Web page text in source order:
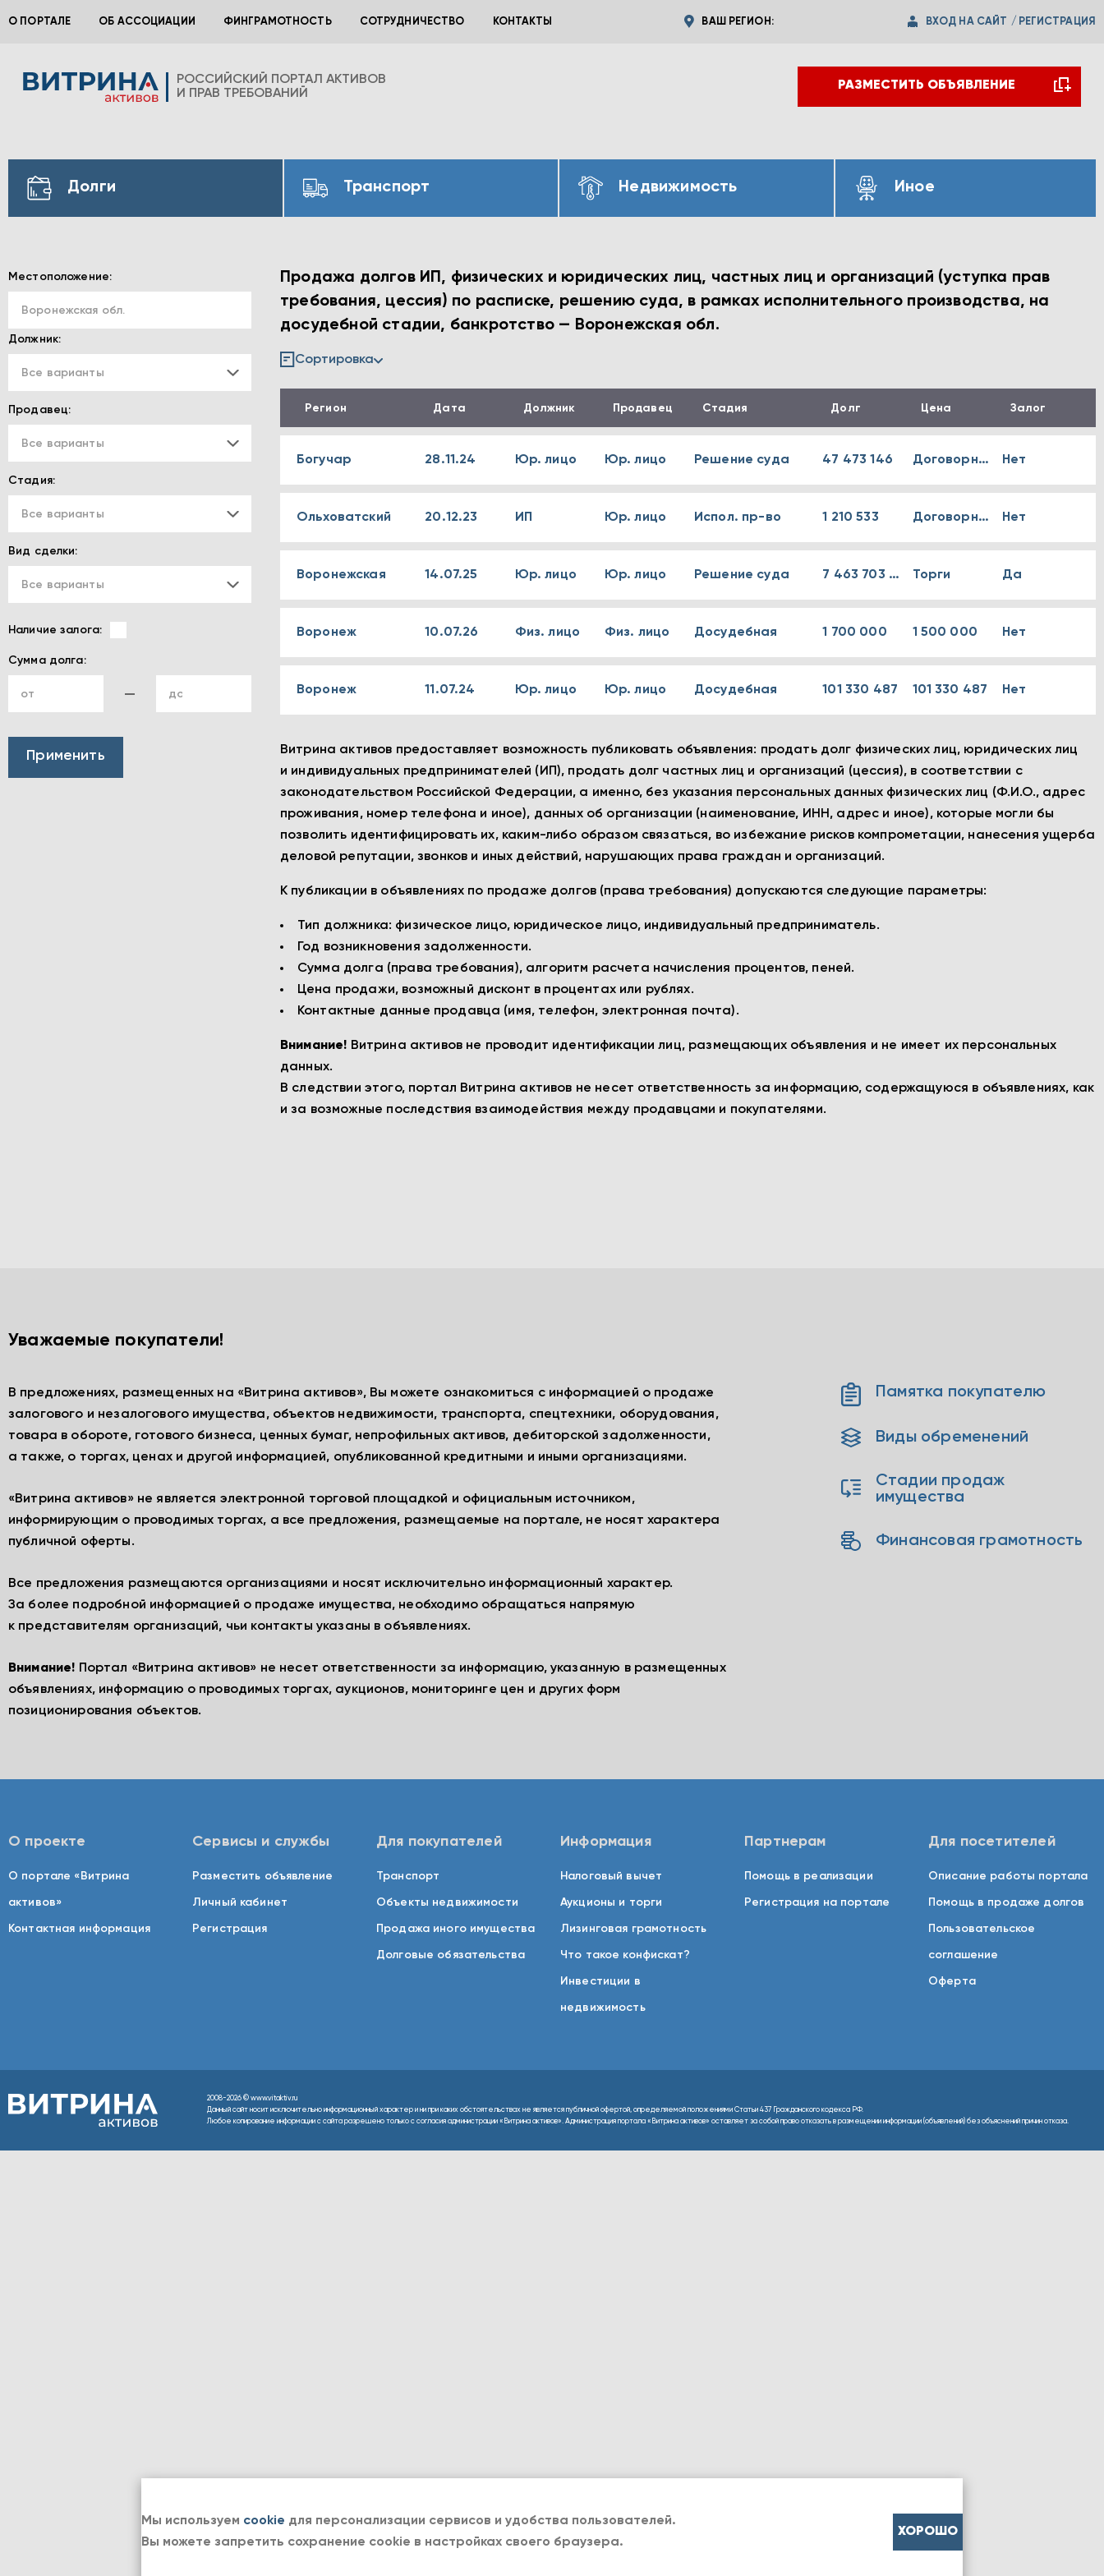
О ПОРТАЛЕ ОБ АССОЦИАЦИИ ФИНГРАМОТНОСТЬ СОТРУДНИЧЕСТВО КОНТАКТЫ ВАШ РЕГИОН: ВХОД НА САЙТ / РЕГИСТРАЦИЯ
РОССИЙСКИЙ ПОРТАЛ АКТИВОВ
И ПРАВ ТРЕБОВАНИЙ
РАЗМЕСТИТЬ ОБЪЯВЛЕНИЕ
Долги Транспорт Недвижимость Иное
Местоположение:
Воронежская обл.
Должник:
Все варианты
Продавец:
Все варианты
Стадия:
Все варианты
Вид сделки:
Все варианты
Наличие залога:
Сумма долга:
от до
Продажа долгов ИП, физических и юридических лиц, частных лиц и организаций (уступка прав
требования, цессия) по расписке, решению суда, в рамках исполнительного производства, на
досудебной стадии, банкротство — Воронежская обл.
Сортировка
Регион Дата Должник Продавец Стадия Долг Цена Залог
Богучар 28.11.24 Юр. лицо Юр. лицо Решение суда 47 473 146 Договорная Нет
Ольховатский 20.12.23 ИП Юр. лицо Испол. пр-во 1 210 533 Договорная Нет
Воронежская 14.07.25 Юр. лицо Юр. лицо Решение суда 7 463 703 614 Торги Да
Воронеж 10.07.26 Физ. лицо Физ. лицо Досудебная 1 700 000 1 500 000 Нет
Воронеж 11.07.24 Юр. лицо Юр. лицо Досудебная 101 330 487 101 330 487 Нет
Витрина активов предоставляет возможность публиковать объявления: продать долг физических лиц, юридических лиц
и индивидуальных предпринимателей (ИП), продать долг частных лиц и организаций (цессия), в соответствии с
законодательством Российской Федерации, а именно, без указания персональных данных физических лиц (Ф.И.О., адрес
проживания, номер телефона и иное), данных об организации (наименование, ИНН, адрес и иное), которые могли бы
позволить идентифицировать их, каким-либо образом связаться, во избежание рисков компрометации, нанесения ущерба
деловой репутации, звонков и иных действий, нарушающих права граждан и организаций.
К публикации в объявлениях по продаже долгов (права требования) допускаются следующие параметры:
Тип должника: физическое лицо, юридическое лицо, индивидуальный предприниматель.
Год возникновения задолженности.
Сумма долга (права требования), алгоритм расчета начисления процентов, пеней.
Цена продажи, возможный дисконт в процентах или рублях.
Контактные данные продавца (имя, телефон, электронная почта).
Внимание! Витрина активов не проводит идентификации лиц, размещающих объявления и не имеет их персональных
данных.
В следствии этого, портал Витрина активов не несет ответственность за информацию, содержащуюся в объявлениях, как
и за возможные последствия взаимодействия между продавцами и покупателями.
Уважаемые покупатели!
В предложениях, размещенных на «Витрина активов», Вы можете ознакомиться с информацией о продаже
залогового и незалогового имущества, объектов недвижимости, транспорта, спецтехники, оборудования,
товара в обороте, готового бизнеса, ценных бумаг, непрофильных активов, дебиторской задолженности,
а также, о торгах, ценах и другой информацией, опубликованной кредитными и иными организациями.
«Витрина активов» не является электронной торговой площадкой и официальным источником,
информирующим о проводимых торгах, а все предложения, размещаемые на портале, не носят характера
публичной оферты.
Все предложения размещаются организациями и носят исключительно информационный характер.
За более подробной информацией о продаже имущества, необходимо обращаться напрямую
к представителям организаций, чьи контакты указаны в объявлениях.
Внимание! Портал «Витрина активов» не несет ответственности за информацию, указанную в размещенных
объявлениях, информацию о проводимых торгах, аукционов, мониторинге цен и других форм
позиционирования объектов.
Памятка покупателю
Виды обременений
Стадии продаж
имущества
Финансовая грамотность
О проекте
О портале «Витрина
активов»
Контактная информация
Сервисы и службы
Разместить объявление
Личный кабинет
Регистрация
Для покупателей
Транспорт
Объекты недвижимости
Продажа иного имущества
Долговые обязательства
Информация
Налоговый вычет
Аукционы и торги
Лизинговая грамотность
Что такое конфискат?
Инвестиции в
недвижимость
Партнерам
Помощь в реализации
Регистрация на портале
Для посетителей
Описание работы портала
Помощь в продаже долгов
Пользовательское
соглашение
Оферта
2008-2026 © www.vitaktiv.ru
Данный сайт носит исключительно информационный характер и ни при каких обстоятельствах не является публичной офертой, определяемой положениями Статьи 437 Гражданского кодекса РФ.
Любое копирование информации с сайта разрешено только с согласия администрации «Витрина активов». Администрация портала «Витрина активов» оставляет за собой право отказать в размещении информации (объявлений) без объяснений причин отказа.
Мы используем cookie для персонализации сервисов и удобства пользователей.
Вы можете запретить сохранение cookie в настройках своего браузера.
ХОРОШО